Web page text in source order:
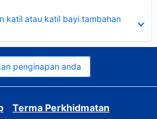
katil atau katil bayi tambahan
penginapan anda
Terma Perkhidmatan